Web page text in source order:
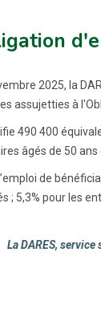
2025, la
assujetties à
490 400
âgés de 50
de
; 5,3% pour les
La DARES,